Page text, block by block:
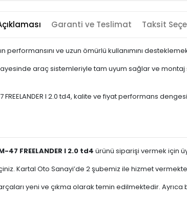
Garanti ve Teslimat Taksit
performansını ve uzun ömürlü kullanımını
araç sistemleriyle tam uyum sağlar ve montaj
I 2.0 td4, kalite ve fiyat performans
47 FREELANDER I 2.0 td4 ürünü siparişi vermek için
Kartal Oto Sanayi’de 2 şubemiz ile hizmet
yeni ve çıkma olarak temin edilmektedir.